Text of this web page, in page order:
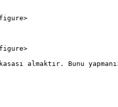
almaktır. Bunu